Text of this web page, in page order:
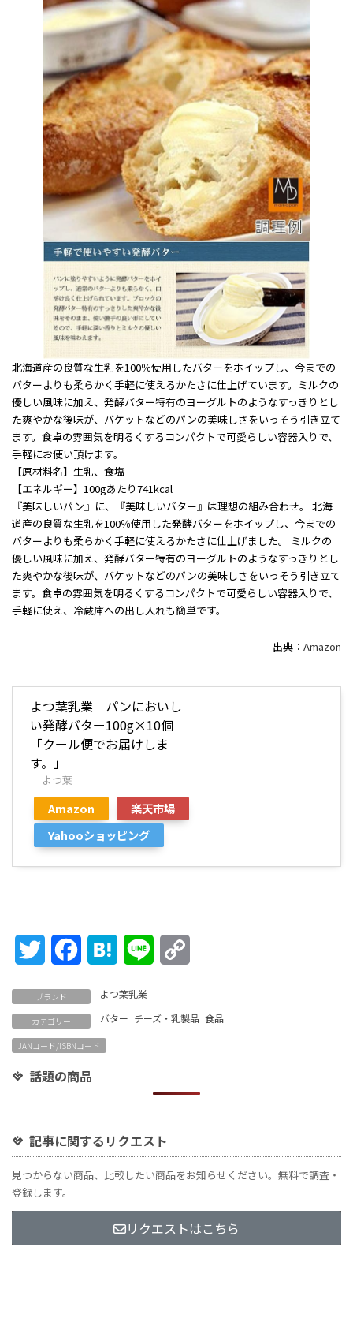
北海道産の良質な生乳を100％使用したバターをホイップし、今までの
バターよりも柔らかく手軽に使えるかたさに仕上げています。ミルクの
優しい風味に加え、発酵バター特有のヨーグルトのようなすっきりとし
た爽やかな後味が、バケットなどのパンの美味しさをいっそう引き立て
ます。食卓の雰囲気を明るくするコンパクトで可愛らしい容器入りで、
手軽にお使い頂けます。
【原材料名】生乳、食塩
【エネルギー】100gあたり741kcal
『美味しいパン』に、『美味しいバター』は理想の組み合わせ。 北海
道産の良質な生乳を100％使用した発酵バターをホイップし、今までの
バターよりも柔らかく手軽に使えるかたさに仕上げました。 ミルクの
優しい風味に加え、発酵バター特有のヨーグルトのようなすっきりとし
た爽やかな後味が、バケットなどのパンの美味しさをいっそう引き立て
ます。食卓の雰囲気を明るくするコンパクトで可愛らしい容器入りで、
手軽に使え、冷蔵庫への出し入れも簡単です。
出典： Amazon
よつ葉乳業 パンにおいし
い発酵バター100g×10個
「クール便でお届けしま
す。」
よつ葉
Amazon
楽天市場
Yahooショッピング
Twitter FacebookHatena Line
ブランド よつ葉乳業
カテゴリー バター チーズ・乳製品 食品
JANコード/ISBNコード ----
話題の商品
記事に関するリクエスト
見つからない商品、比較したい商品をお知らせください。無料で調査・
登録します。
リクエストはこちら